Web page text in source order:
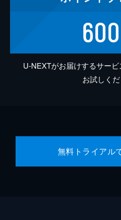
600
U-NEXTがお届けするサー
お試しくだ
無料トライアル